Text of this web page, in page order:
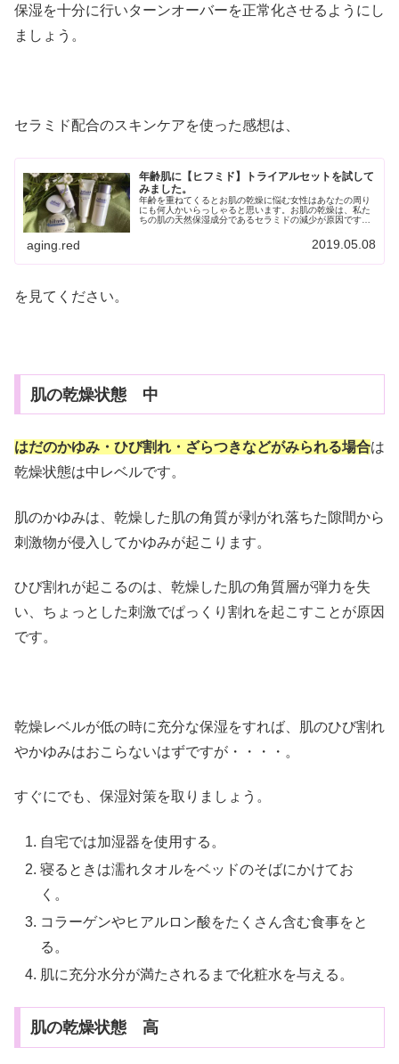
保湿を十分に行いターンオーバーを正常化させるようにし
ましょう。
セラミド配合のスキンケアを使った感想は、
年齢肌に【ヒフミド】トライアルセットを試して
みました。
年齢を重ねてくるとお肌の乾燥に悩む女性はあなたの周り
にも何人かいらっしゃると思います。お肌の乾燥は、私た
ちの肌の天然保湿成分であるセラミドの減少が原因です。
aging.red 2019.05.08
を見てください。
肌の乾燥状態 中
はだのかゆみ・ひび割れ・ざらつきなどがみられる場合は
乾燥状態は中レベルです。
肌のかゆみは、乾燥した肌の角質が剥がれ落ちた隙間から
刺激物が侵入してかゆみが起こります。
ひび割れが起こるのは、乾燥した肌の角質層が弾力を失
い、ちょっとした刺激でぱっくり割れを起こすことが原因
です。
乾燥レベルが低の時に充分な保湿をすれば、肌のひび割れ
やかゆみはおこらないはずですが・・・・。
すぐにでも、保湿対策を取りましょう。
自宅では加湿器を使用する。
寝るときは濡れタオルをベッドのそばにかけてお
く。
コラーゲンやヒアルロン酸をたくさん含む食事をと
る。
肌に充分水分が満たされるまで化粧水を与える。
肌の乾燥状態 高